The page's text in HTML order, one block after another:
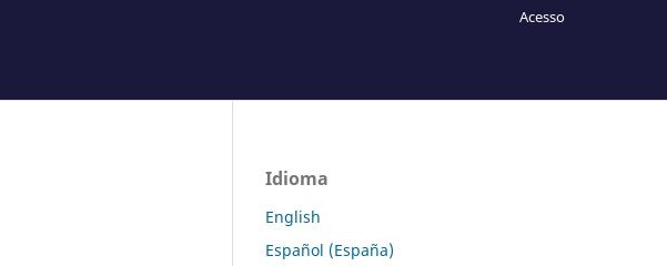
Acesso
Idioma
English
Español (España)